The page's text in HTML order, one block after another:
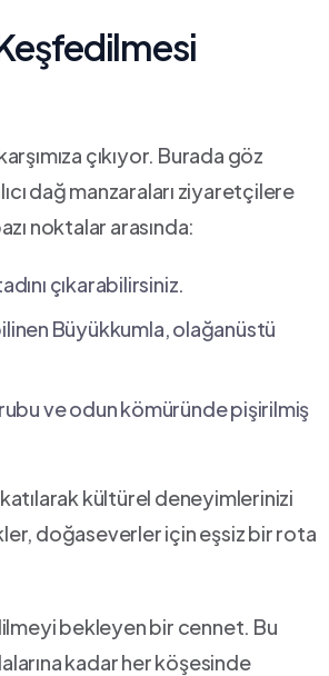
çıkıyor. Burada göz
dağ⁤ manzaraları ⁣ziyaretçilere
noktalar arasında:
çıkarabilirsiniz.
⁣Büyükkumla, olağanüstü
ve‍ odun kömüründe pişirilmiş
kültürel deneyimlerinizi
doğaseverler için eşsiz bir rota
‍bekleyen bir cennet. Bu
‌kadar her ‍köşesinde